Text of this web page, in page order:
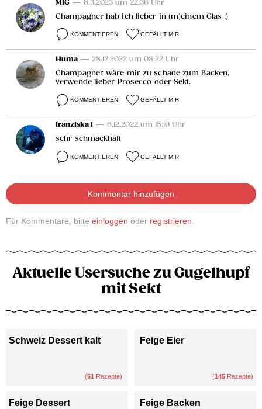
MIG — 6.3.2023 um 22:36 Uhr
Champagner hab ich lieber in (m)einem Glas ;)
KOMMENTIEREN GEFÄLLT MIR
Huma — 28.12.2022 um 08:22 Uhr
Champagner wäre mir zu schade zum Backen,
verwende lieber Prosecco oder Sekt.
KOMMENTIEREN GEFÄLLT MIR
franziska 1 — 6.12.2022 um 15:10 Uhr
sehr schmackhaft
KOMMENTIEREN GEFÄLLT MIR
Kommentar hinzufügen
Für Kommentare, bitte einloggen oder registrieren
Aktuelle Usersuche zu Gugelhupf
mit Sekt
Schweiz Dessert kalt
(51 Rezepte)
Feige Eier
(145 Rezepte)
Feige Dessert Feige Backen